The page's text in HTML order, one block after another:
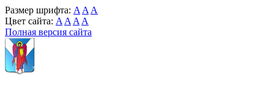
Размер шрифта: A A A
Цвет сайта: A A A A
Полная версия сайта